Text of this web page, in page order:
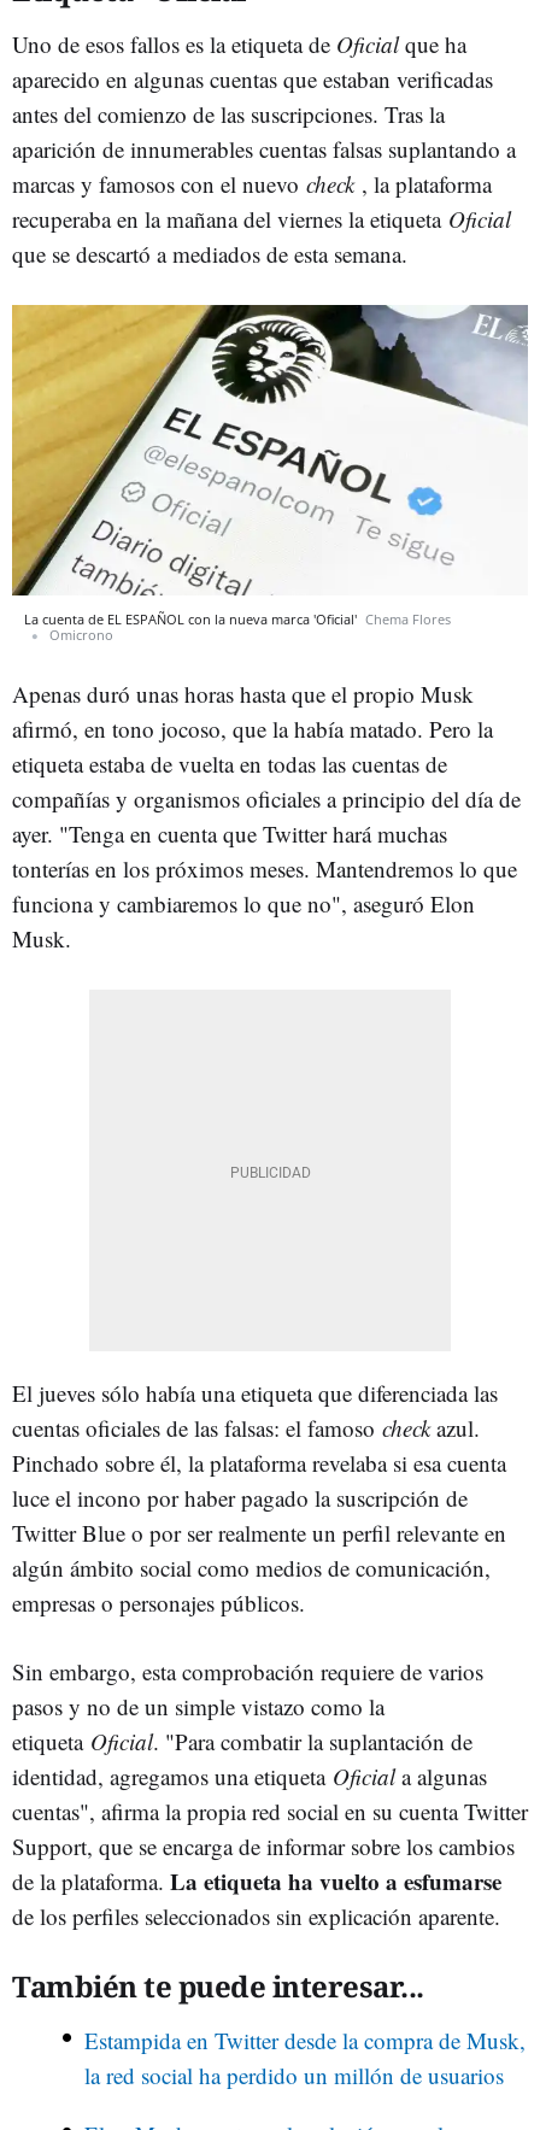
Uno de esos fallos es la etiqueta de Oficialque ha
aparecido en algunas cuentas que estaban verificadas
antes del comienzo de las suscripciones. Tras la
aparición de innumerables cuentas falsas suplantando a
marcas y famosos con el nuevo check , la plataforma
recuperaba en la mañana del viernes la etiqueta Oficial
que se descartó a mediados de esta semana.
La cuenta de EL ESPAÑOL con la nueva marca 'Oficial' Chema Flores
Omicrono
Apenas duró unas horas hasta que el propio Musk
afirmó, en tono jocoso, que la había matado. Pero la
etiqueta estaba de vuelta en todas las cuentas de
compañías y organismos oficiales a principio del día de
ayer. "Tenga en cuenta que Twitter hará muchas
tonterías en los próximos meses. Mantendremos lo que
funciona y cambiaremos lo que no", aseguró Elon
Musk.
El jueves sólo había una etiqueta que diferenciada las
cuentas oficiales de las falsas: el famoso checkazul.
Pinchado sobre él, la plataforma revelaba si esa cuenta
luce el incono por haber pagado la suscripción de
Twitter Blue o por ser realmente un perfil relevante en
algún ámbito social como medios de comunicación,
empresas o personajes públicos.
Sin embargo, esta comprobación requiere de varios
pasos y no de un simple vistazo como la
etiqueta Oficial. "Para combatir la suplantación de
identidad, agregamos una etiqueta Oficiala algunas
cuentas", afirma la propia red social en su cuenta Twitter
Support, que se encarga de informar sobre los cambios
de la plataforma. La etiqueta ha vuelto a esfumarse
de los perfiles seleccionados sin explicación aparente.
También te puede interesar...
Estampida en Twitter desde la compra de Musk,
la red social ha perdido un millón de usuarios